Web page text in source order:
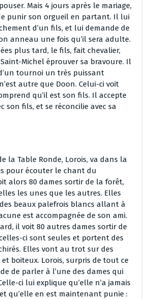
Mais 4 jours après le mariage,
punir son orgueil en partant. Il lui
d’un fils, et lui demande de
anneau une fois qu’il sera adulte.
plus tard, le fils, fait chevalier,
Michel éprouver sa bravoure. Il
tournoi un très puissant
autre que Doon. Celui-ci voit
qu’il est son fils. Il accepte
son fils, et se réconcilie avec sa
la Table Ronde, Lorois, va dans la
pour écouter le chant du
alors 80 dames sortir de la forêt,
les unes que les autres. Elles
beaux palefrois blancs allant à
est accompagnée de son ami.
il voit 80 autres dames sortir de
ci sont seules et portent des
Elles vont au trot sur des
boiteux. Lorois, surpris de tout ce
de parler à l’une des dames qui
ci lui explique qu’elle n’a jamais
qu’elle en est maintenant punie :